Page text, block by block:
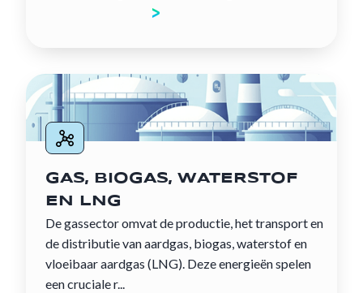
GAS, BIOGAS, WATERSTOF
EN LNG
De gassector omvat de productie, het transport en
de distributie van aardgas, biogas, waterstof en
vloeibaar aardgas (LNG). Deze energieën spelen
een cruciale r...